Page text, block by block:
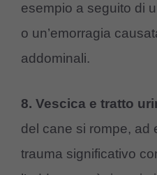
esempio a seguito di
o un’emorragia
addominali.
8. Vescica e tratto
del cane si rompe, ad
trauma significativo